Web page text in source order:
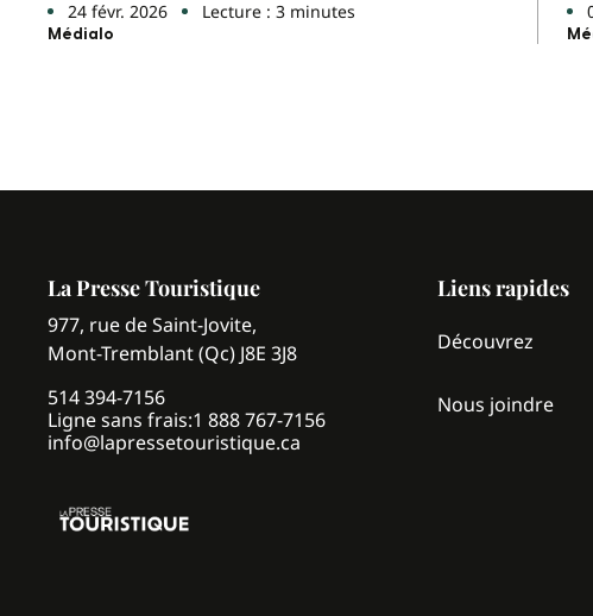
24 févr. 2026 Lecture : 3 minutes
Médialo
La Presse Touristique
977, rue de Saint-Jovite,
Mont-Tremblant (Qc) J8E 3J8
514 394-7156
Ligne sans frais:1 888 767-7156
info@lapressetouristique.ca
Liens rapides
Découvrez
Nous joindre